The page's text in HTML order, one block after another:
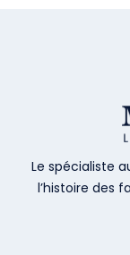
Le spécialiste
l’histoire des